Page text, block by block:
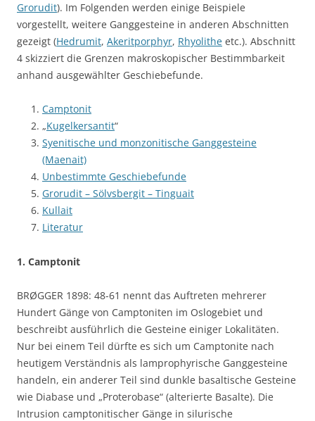
Grorudit). Im Folgenden werden einige Beispiele
vorgestellt, weitere Ganggesteine in anderen Abschnitten
gezeigt (Hedrumit, Akeritporphyr, Rhyolithe etc.). Abschnitt
4 skizziert die Grenzen makroskopischer Bestimmbarkeit
anhand ausgewählter Geschiebefunde.
Camptonit
„Kugelkersantit“
Syenitische und monzonitische Ganggesteine
(Maenait)
Unbestimmte Geschiebefunde
Grorudit – Sölvsbergit – Tinguait
Kullait
Literatur
1. Camptonit
BRØGGER 1898: 48-61 nennt das Auftreten mehrerer
Hundert Gänge von Camptoniten im Oslogebiet und
beschreibt ausführlich die Gesteine einiger Lokalitäten.
Nur bei einem Teil dürfte es sich um Camptonite nach
heutigem Verständnis als lamprophyrische Ganggesteine
handeln, ein anderer Teil sind dunkle basaltische Gesteine
wie Diabase und „Proterobase“ (alterierte Basalte). Die
Intrusion camptonitischer Gänge in silurische